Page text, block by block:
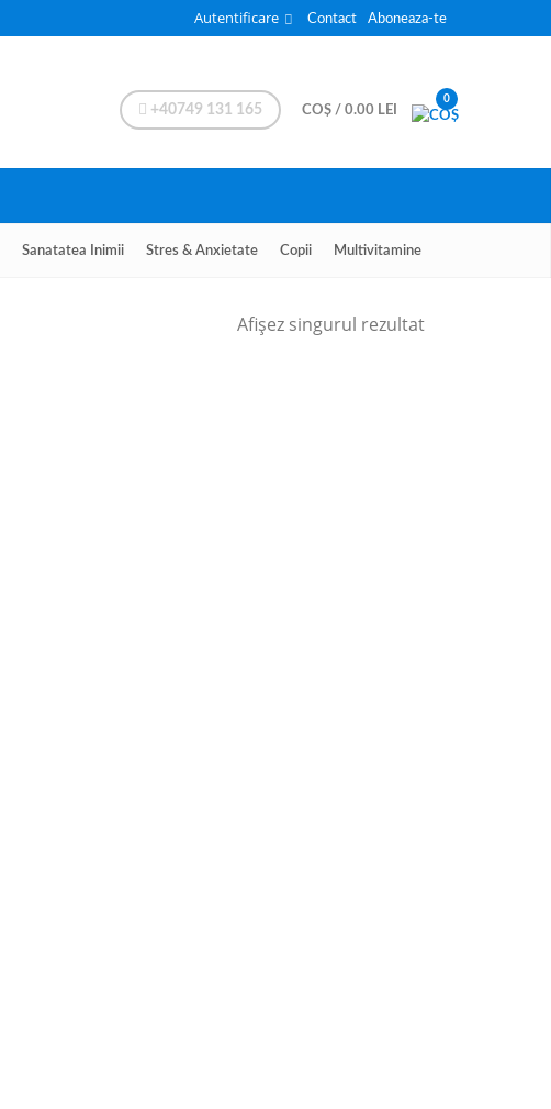
Autentificare Contact Aboneaza-te
+40749 131 165 COȘ / 0.00 LEI
0
Sanatatea Inimii Stres & Anxietate Copii Multivitamine
Afișez singurul rezultat